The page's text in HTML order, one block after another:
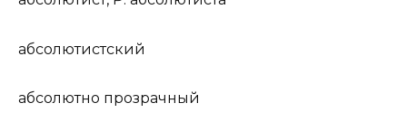
абсолютистский
абсолютно прозрачный